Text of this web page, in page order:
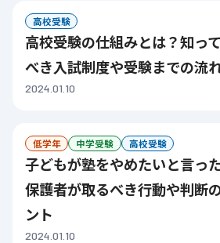
高校受験
高校受験の仕組みとは？知っておく
べき入試制度や受験までの流
2024.01.10
低学年 中学受験 高校受験
子どもが塾をやめたいと言ったら？
保護者が取るべき行動や判断
ント
2024.01.10